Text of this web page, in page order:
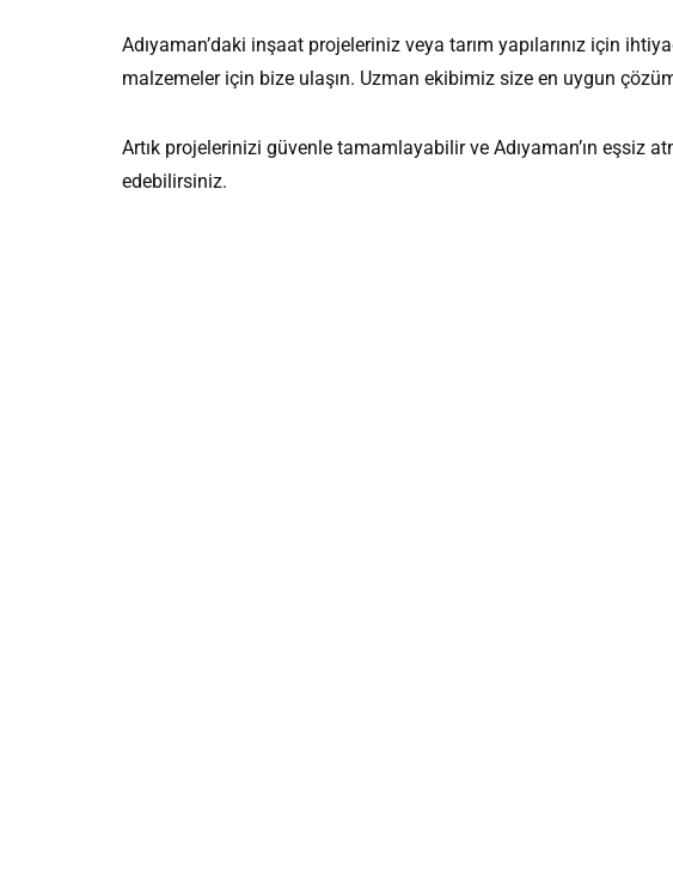
Adıyaman’daki inşaat projeleriniz veya tarım yapılarınız için
malzemeler için bize ulaşın. Uzman ekibimiz size en uygun
Artık projelerinizi güvenle tamamlayabilir ve Adıyaman’ın eşsiz
edebilirsiniz.